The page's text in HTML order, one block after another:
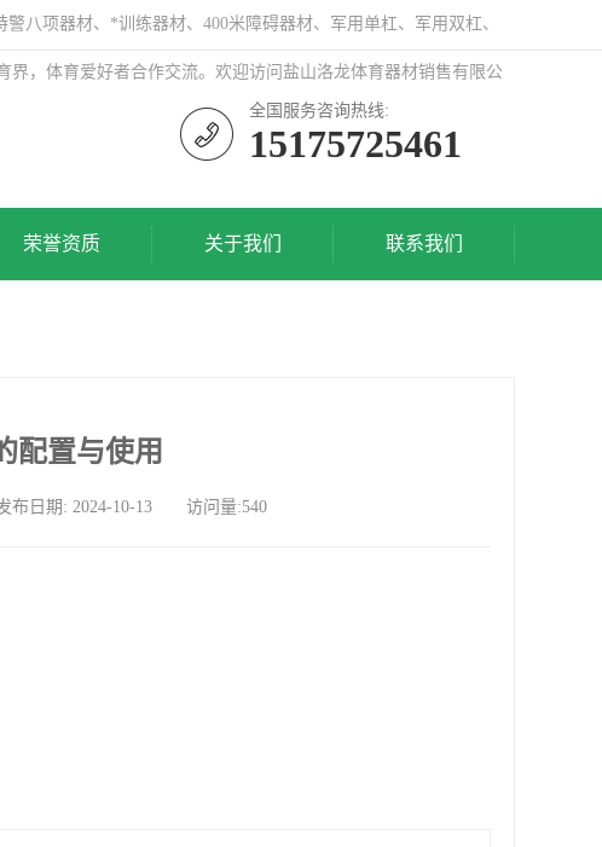
八项器材、*训练器材、400米障碍器材、军用单杠、军用双杠、
，体育爱好者合作交流。欢迎访问盐山洛龙体育器材销售有限公
全国服务咨询热线:
15175725461
荣誉资质 关于我们 联系我们
配置与使用
布日期: 2024-10-13 访问量:540